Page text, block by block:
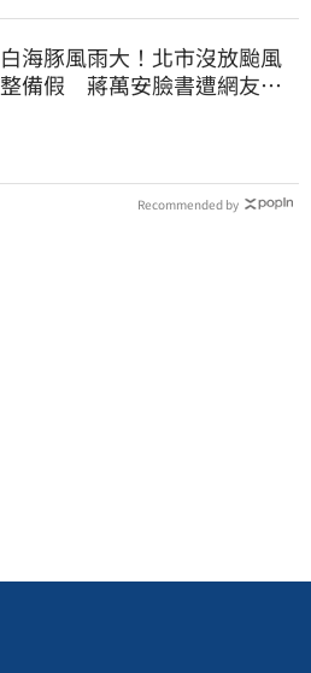
白海豚風雨大！北市沒放颱風
整備假 蔣萬安臉書遭網友灌
Recommended by